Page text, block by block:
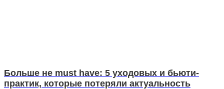
Больше не must have: 5 уходовых и бьюти-
практик, которые потеряли актуальность